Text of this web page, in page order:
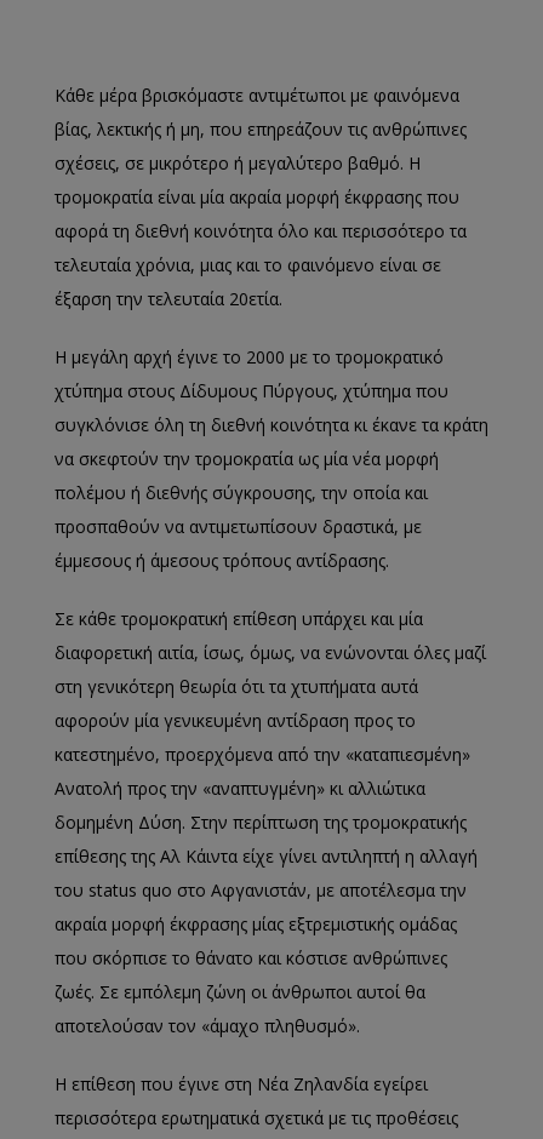
Κάθε μέρα βρισκόμαστε αντιμέτωποι με φαινόμενα
βίας, λεκτικής ή μη, που επηρεάζουν τις ανθρώπινες
σχέσεις, σε μικρότερο ή μεγαλύτερο βαθμό. Η
τρομοκρατία είναι μία ακραία μορφή έκφρασης που
αφορά τη διεθνή κοινότητα όλο και περισσότερο τα
τελευταία χρόνια, μιας και το φαινόμενο είναι σε
έξαρση την τελευταία 20ετία.
Η μεγάλη αρχή έγινε το 2000 με το τρομοκρατικό
χτύπημα στους Δίδυμους Πύργους, χτύπημα που
συγκλόνισε όλη τη διεθνή κοινότητα κι έκανε τα κράτη
να σκεφτούν την τρομοκρατία ως μία νέα μορφή
πολέμου ή διεθνής σύγκρουσης, την οποία και
προσπαθούν να αντιμετωπίσουν δραστικά, με
έμμεσους ή άμεσους τρόπους αντίδρασης.
Σε κάθε τρομοκρατική επίθεση υπάρχει και μία
διαφορετική αιτία, ίσως, όμως, να ενώνονται όλες μαζί
στη γενικότερη θεωρία ότι τα χτυπήματα αυτά
αφορούν μία γενικευμένη αντίδραση προς το
κατεστημένο, προερχόμενα από την «καταπιεσμένη»
Ανατολή προς την «αναπτυγμένη» κι αλλιώτικα
δομημένη Δύση. Στην περίπτωση της τρομοκρατικής
επίθεσης της Αλ Κάιντα είχε γίνει αντιληπτή η αλλαγή
του status quo στο Αφγανιστάν, με αποτέλεσμα την
ακραία μορφή έκφρασης μίας εξτρεμιστικής ομάδας
που σκόρπισε το θάνατο και κόστισε ανθρώπινες
ζωές. Σε εμπόλεμη ζώνη οι άνθρωποι αυτοί θα
αποτελούσαν τον «άμαχο πληθυσμό».
Η επίθεση που έγινε στη Νέα Ζηλανδία εγείρει
περισσότερα ερωτηματικά σχετικά με τις προθέσεις